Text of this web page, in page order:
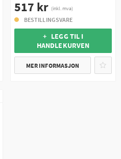
517 kr (inkl. mva)
BESTILLINGSVARE
+ LEGG TIL I
HANDLEKURVEN
MER INFORMASJON